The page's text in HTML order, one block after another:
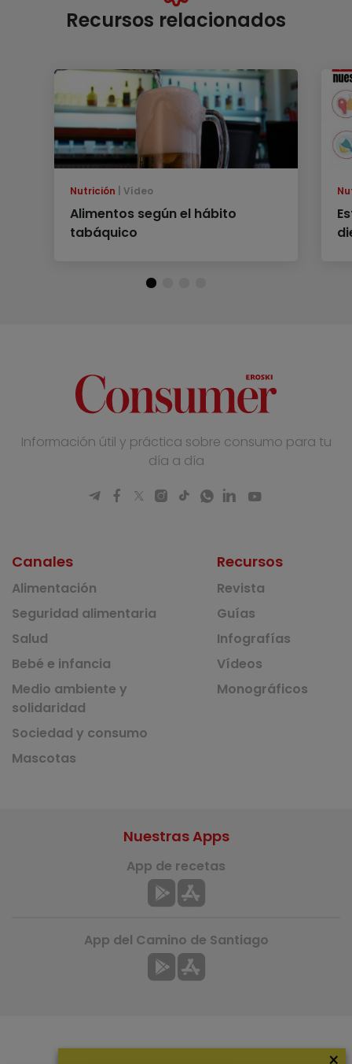
Recursos relacionados
Nutrición Vídeo
Alimentos según el hábito
tabáquico
Información útil y práctica sobre consumo para tu
día a día
Canales
Alimentación
Seguridad alimentaria
Salud
Bebé e infancia
Medio ambiente y
solidaridad
Sociedad y consumo
Mascotas
Recursos
Revista
Guías
Infografías
Vídeos
Monográficos
Nuestras Apps
App de recetas
App del Camino de Santiago